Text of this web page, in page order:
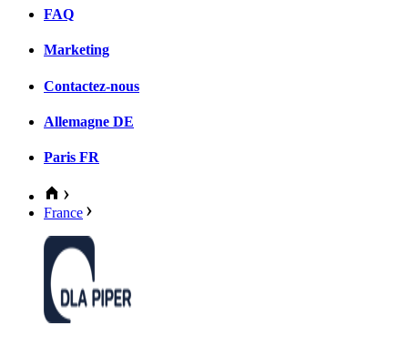
FAQ
Marketing
Contactez-nous
Allemagne DE
Paris FR
France